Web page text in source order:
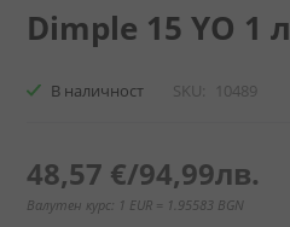
Dimple 15 YO 1 л
В наличност SKU 10489
48,57 €/94,99лв.
Валутен курс: 1 EUR = 1.95583 BGN